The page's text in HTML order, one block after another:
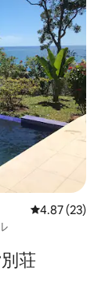
レビュー23
4.87 (23)
荘